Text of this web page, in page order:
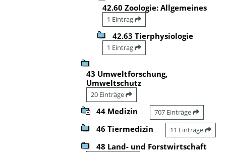
42.60 Zoologie: Allgemeines
1 Eintrag
42.63 Tierphysiologie
1 Eintrag
43 Umweltforschung,
Umweltschutz
20 Einträge
44 Medizin 707 Einträge
46 Tiermedizin 11 Einträge
48 Land- und Forstwirtschaft